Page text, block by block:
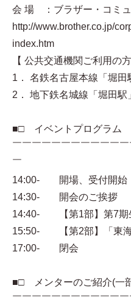
会 場 ：ブラザー・コミ
http://www.brother.co.jp/
index.htm
【 公共交通機関ご利用の方
1． 名鉄名古屋本線「堀田
2． 地下鉄名城線「堀田
■□ イベントプログラム
￣￣￣￣￣￣￣￣￣￣￣
￣
14:00- 開場、受付開始
14:30- 開会のご挨拶
14:40- 【第1部】第7期
15:50- 【第2部】「東海
17:00- 閉会
■□ メンターのご紹介(一
￣￣￣￣￣￣￣￣￣￣￣